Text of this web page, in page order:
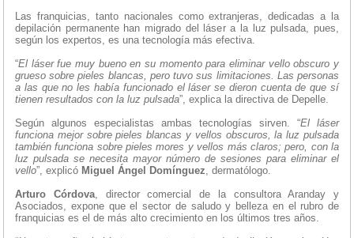
Las franquicias, tanto nacionales como extranjeras, dedicadas a la
depilación permanente han migrado del láser a la luz pulsada, pues,
según los expertos, es una tecnología más efectiva.
“El láser fue muy bueno en su momento para eliminar vello obscuro y
grueso sobre pieles blancas, pero tuvo sus limitaciones. Las personas
a las que no les había funcionado el láser se dieron cuenta de que sí
tienen resultados con la luz pulsada”, explica la directiva de Depelle.
Según algunos especialistas ambas tecnologías sirven. “El láser
funciona mejor sobre pieles blancas y vellos obscuros, la luz pulsada
también funciona sobre pieles mores y vellos más claros; pero, con la
luz pulsada se necesita mayor número de sesiones para eliminar el
vello”, explicó Miguel Ángel Domínguez, dermatólogo.
Arturo Córdova, director comercial de la consultora Aranday y
Asociados, expone que el sector de saludo y belleza en el rubro de
franquicias es el de más alto crecimiento en los últimos tres años.